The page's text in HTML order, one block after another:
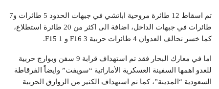
تم اسقاط 12 طائرة مروحية اباتشي في جبهات الحدود 5 طائرات و7
طائرات في جبهات الداخل، اضافة الى اكثر من 20 طائرة استطلاع،
كما خسر تحالف العدوان 4 طائرات حربية 3 F16 و 1 F15.
اما في معارك البحار فقد تم استهداف قرابة 9 سفن وبوارج حربية
للعدو اهمها السفينة العسكرية الأماراتية “سويفت” وايضاً الفرقاطة
السعودية “المدينة”، كما تم استهداف الكثير من الزوارق الحربية